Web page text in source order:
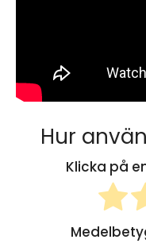
Hur
Klicka på